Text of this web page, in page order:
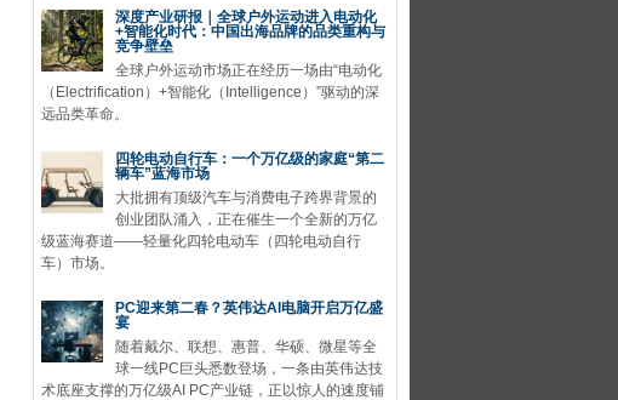
深度产业研报｜全球户外运动进入电动化
+智能化时代：中国出海品牌的品类重构与
竞争壁垒
全球户外运动市场正在经历一场由“电动化
（Electrification）+智能化（Intelligence）”驱动的深
远品类革命。
四轮电动自行车：一个万亿级的家庭“第二
辆车”蓝海市场
大批拥有顶级汽车与消费电子跨界背景的
创业团队涌入，正在催生一个全新的万亿
级蓝海赛道——轻量化四轮电动车（四轮电动自行
车）市场。
PC迎来第二春？英伟达AI电脑开启万亿盛
宴
随着戴尔、联想、惠普、华硕、微星等全
球一线PC巨头悉数登场，一条由英伟达技
术底座支撑的万亿级AI PC产业链，正以惊人的速度铺